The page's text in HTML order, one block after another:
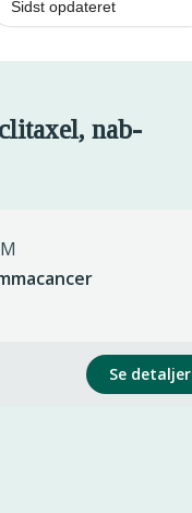
nab-
Se detaljer